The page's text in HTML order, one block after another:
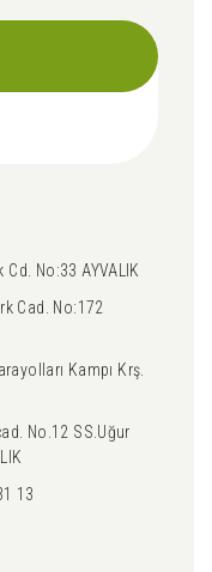
No:33 AYVALIK
Cad. No:172
Kampı Krş.
No.12 SS.Uğur
13